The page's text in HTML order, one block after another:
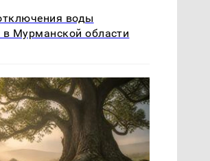
воды
в Мурманской области